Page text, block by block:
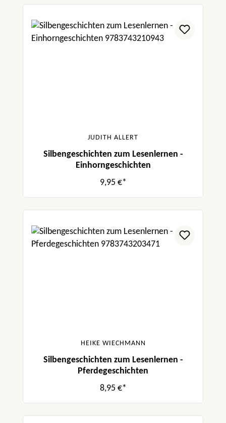
JUDITH ALLERT
Silbengeschichten zum Lesenlernen -
Einhorngeschichten
9,95 €*
HEIKE WIECHMANN
Silbengeschichten zum Lesenlernen -
Pferdegeschichten
8,95 €*